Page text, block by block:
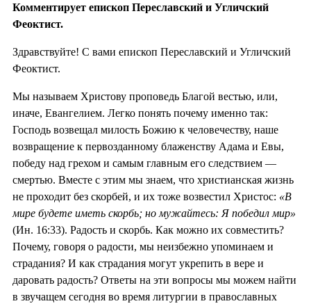
Комментирует епископ Переславский и Угличский
Феоктист.
Здравствуйте! С вами епископ Переславский и Угличский
Феоктист.
Мы называем Христову проповедь Благой вестью, или,
иначе, Евангелием. Легко понять почему именно так:
Господь возвещал милость Божию к человечеству, наше
возвращение к первозданному блаженству Адама и Евы,
победу над грехом и самым главным его следствием —
смертью. Вместе с этим мы знаем, что христианская жизнь
не проходит без скорбей, и их тоже возвестил Христос: «В
мире будете иметь скорбь; но мужайтесь: Я победил мир»
(Ин. 16:33). Радость и скорбь. Как можно их совместить?
Почему, говоря о радости, мы неизбежно упоминаем и
страдания? И как страдания могут укрепить в вере и
даровать радость? Ответы на эти вопросы мы можем найти
в звучащем сегодня во время литургии в православных